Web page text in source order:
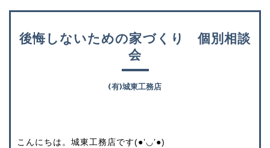
後悔しないための家づくり 個別相談
会
(有)城東工務店
こんにちは。城東工務店です(●’◡’●)